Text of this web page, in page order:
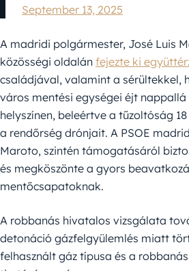
September 13, 2025
A madridi polgármester, José Luis
közösségi oldalán fejezte ki
családjával, valamint a sérültekkel,
város mentési egységei éjt
helyszínen, beleértve a tűzoltóság
a rendőrség drónjait. A PSOE
Maroto, szintén támogatásáról
és megköszönte a gyors
mentőcsapatoknak.
A robbanás hivatalos vizsgálata
detonáció gázfelgyülemlés miatt
felhasznált gáz típusa és a